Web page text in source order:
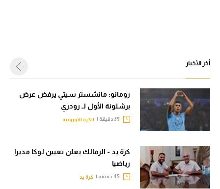
أخر الأخبار
رومانو: مانشستر سيتي يرفض عرض
برشلونة الأول لـ رودري
الكرة الأوروبية
كرة يد - الزمالك يعلن تعيين لوكا مديرا
رياضيا
كرة يد